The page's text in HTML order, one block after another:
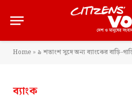
Home » ৯ শতাংশ সুদে অন্য ব্যাংকের
ব্যাংক